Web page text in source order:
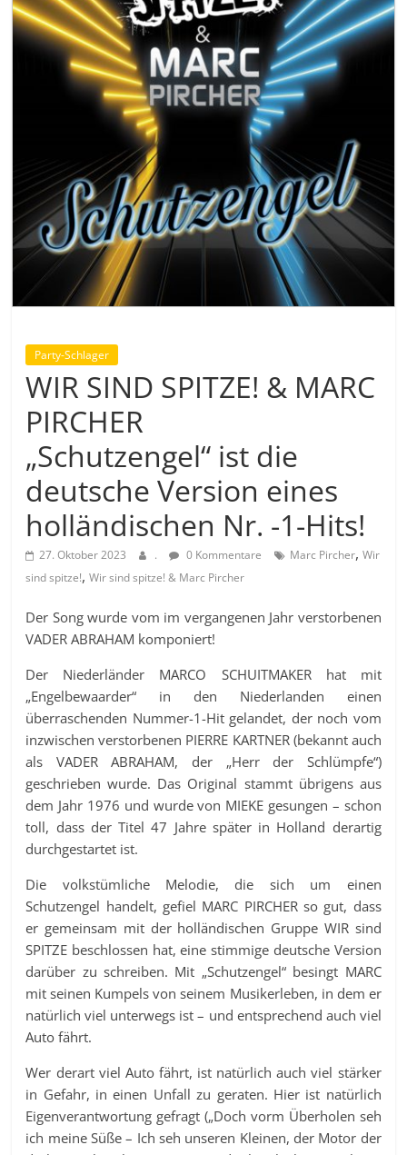
Party-Schlager
WIR SIND SPITZE! & MARC
PIRCHER
„Schutzengel“ ist die
deutsche Version eines
holländischen Nr. -1-Hits!
27. Oktober 2023 . 0 Kommentare Marc Pircher,Wir
sind spitze!,Wir sind spitze! & Marc Pircher
Der Song wurde vom im vergangenen Jahr verstorbenen
VADER ABRAHAM komponiert!
Der Niederländer MARCO SCHUITMAKER hat mit
„Engelbewaarder“ in den Niederlanden einen
überraschenden Nummer-1-Hit gelandet, der noch vom
inzwischen verstorbenen PIERRE KARTNER (bekannt auch
als VADER ABRAHAM, der „Herr der Schlümpfe“)
geschrieben wurde. Das Original stammt übrigens aus
dem Jahr 1976 und wurde von MIEKE gesungen – schon
toll, dass der Titel 47 Jahre später in Holland derartig
durchgestartet ist.
Die volkstümliche Melodie, die sich um einen
Schutzengel handelt, gefiel MARC PIRCHER so gut, dass
er gemeinsam mit der holländischen Gruppe WIR sind
SPITZE beschlossen hat, eine stimmige deutsche Version
darüber zu schreiben. Mit „Schutzengel“ besingt MARC
mit seinen Kumpels von seinem Musikerleben, in dem er
natürlich viel unterwegs ist – und entsprechend auch viel
Auto fährt.
Wer derart viel Auto fährt, ist natürlich auch viel stärker
in Gefahr, in einen Unfall zu geraten. Hier ist natürlich
Eigenverantwortung gefragt („Doch vorm Überholen seh
ich meine Süße – Ich seh unseren Kleinen, der Motor der